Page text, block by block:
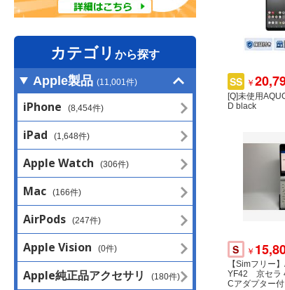
カテゴリ から探す
Apple製品 (11,001件)
iPhone (8,454件)
iPad (1,648件)
Apple Watch (306件)
Mac (166件)
AirPods (247件)
Apple Vision (0件)
Apple純正品アクセサリ (180件)
SS ￥
[Q]未使用
D black
S ￥
【Simフリー
YF42 京セラ
Cアダプター付